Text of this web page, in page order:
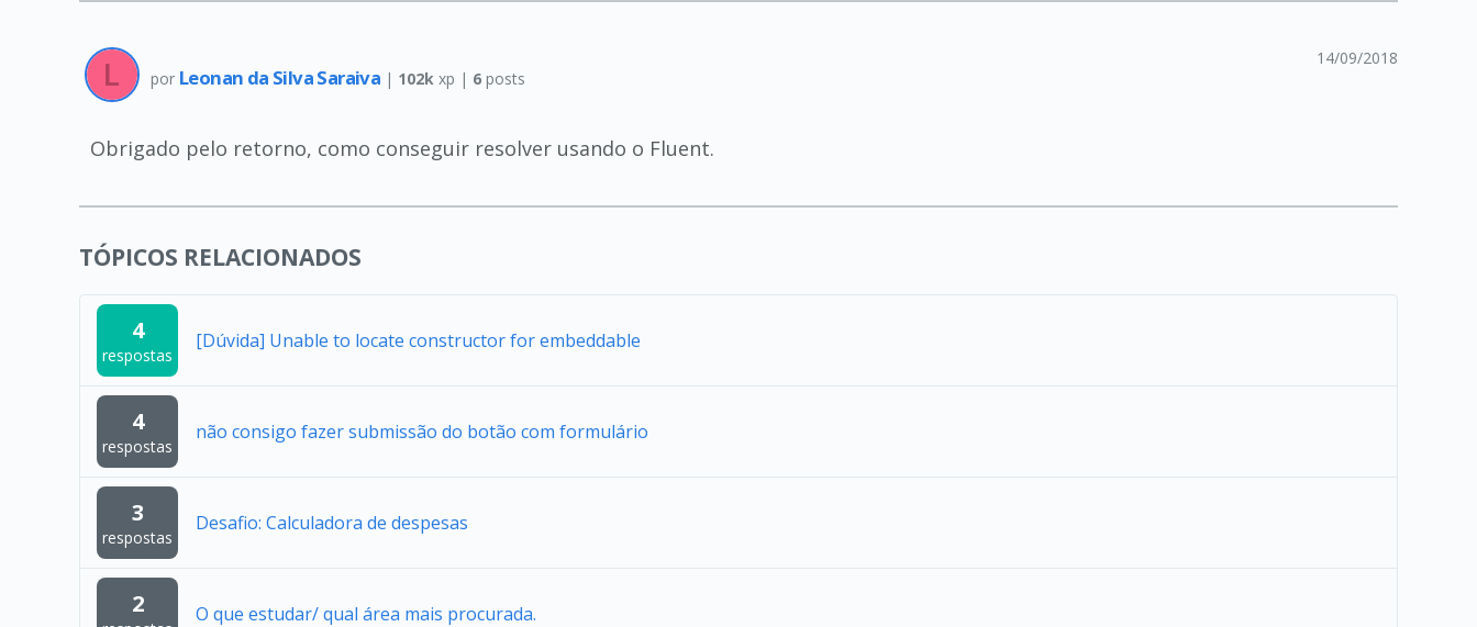
por Leonan da Silva Saraiva | 102k xp | 6posts
14/09/2018
Obrigado pelo retorno, como conseguir resolver usando o Fluent.
TÓPICOS RELACIONADOS
4
respostas
[Dúvida] Unable to locate constructor for embeddable
4
respostas
não consigo fazer submissão do botão com formulário
3
respostas
Desafio: Calculadora de despesas
2 O que estudar/ qual área mais procurada.